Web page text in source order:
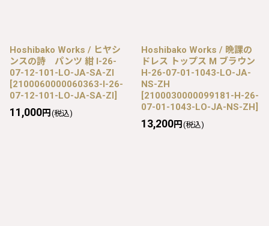
Hoshibako Works / ヒヤシ
ンスの詩 パンツ 紺 I-26-
07-12-101-LO-JA-SA-ZI
[2100060000060363-I-26-
07-12-101-LO-JA-SA-ZI]
11,000円 (税込)
Hoshibako Works / 晩課の
ドレス トップス M ブラウン
H-26-07-01-1043-LO-JA-
NS-ZH
[2100030000099181-H-26-
07-01-1043-LO-JA-NS-ZH]
13,200円 (税込)